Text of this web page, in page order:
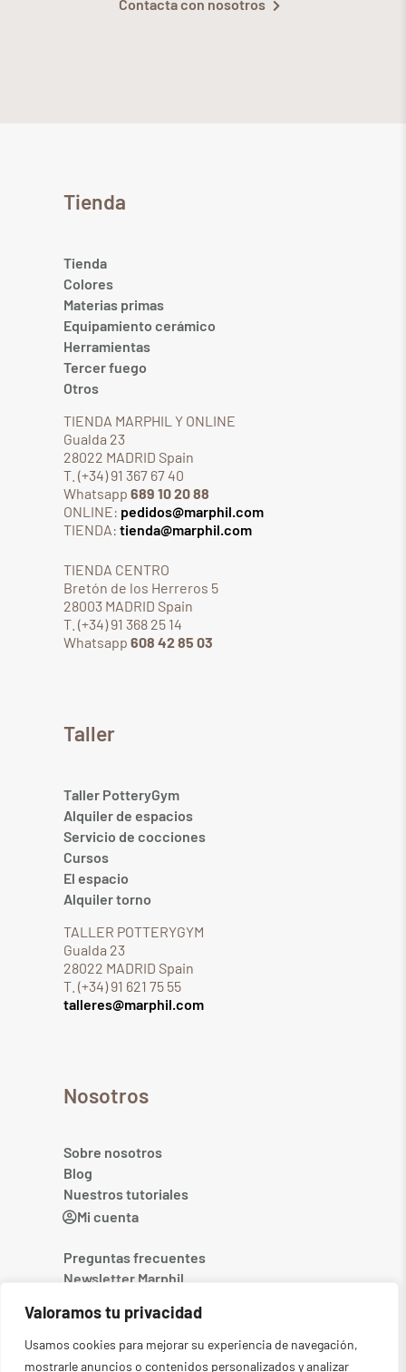
Valoramos tu privacidad
Usamos cookies para mejorar su experiencia de navegación,
mostrarle anuncios o contenidos personalizados y analizar
Contacta con nosotros
Tienda
Tienda
Colores
Materias primas
Equipamiento cerámico
Herramientas
Tercer fuego
Otros
TIENDA MARPHIL Y ONLINE
Gualda 23
28022 MADRID Spain
T. (+34) 91 367 67 40
Whatsapp 689 10 20 88
ONLINE: pedidos@marphil.com
TIENDA: tienda@marphil.com
TIENDA CENTRO
Bretón de los Herreros 5
28003 MADRID Spain
T. (+34) 91 368 25 14
Whatsapp 608 42 85 03
Taller
Taller PotteryGym
Alquiler de espacios
Servicio de cocciones
Cursos
El espacio
Alquiler torno
TALLER POTTERYGYM
Gualda 23
28022 MADRID Spain
T. (+34) 91 621 75 55
talleres@marphil.com
Nosotros
Sobre nosotros
Blog
Nuestros tutoriales
Mi cuenta
Preguntas frecuentes
Newsletter Marphil